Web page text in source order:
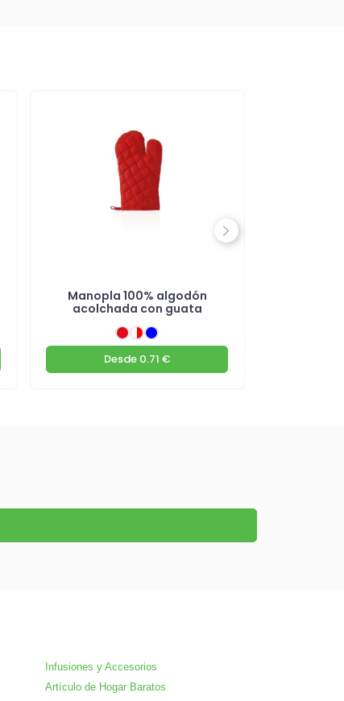
Manopla 100% algodón
acolchada con guata
Desde 0.71 €
Next
Infusiones y Accesorios
Artículo de Hogar Baratos